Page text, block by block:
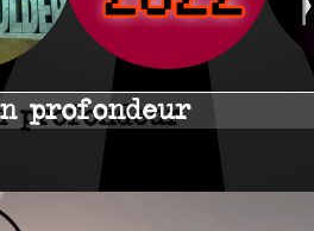
profondeur